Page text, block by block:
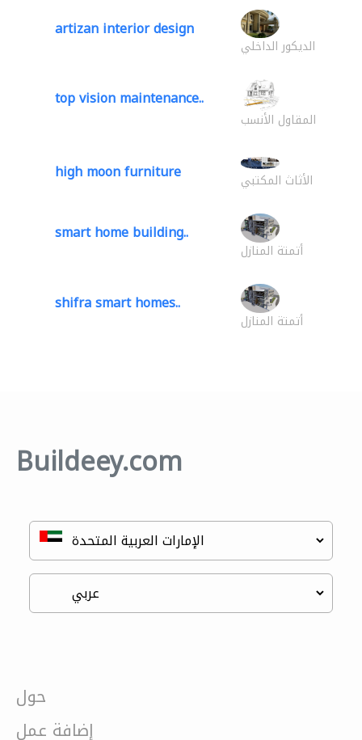
artizan interior design
الديكور الداخلي
top vision maintenance..
المقاول الأنسب
high moon furniture الأثاث المكتبي
smart home building..
أتمتة المنازل
shifra smart homes..
أتمتة المنازل
Buildeey.com
حول
إضافة عمل